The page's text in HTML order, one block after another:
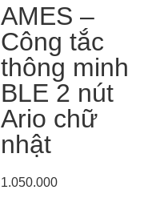
AMES –
Công tắc
thông minh
BLE 2 nút
Ario chữ
nhật
1.050.000